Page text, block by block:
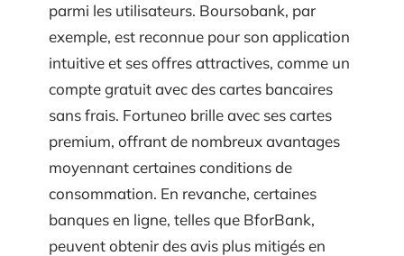
parmi les utilisateurs. Boursobank, par
exemple, est reconnue pour son application
intuitive et ses offres attractives, comme un
compte gratuit avec des cartes bancaires
sans frais. Fortuneo brille avec ses cartes
premium, offrant de nombreux avantages
moyennant certaines conditions de
consommation. En revanche, certaines
banques en ligne, telles que BforBank,
peuvent obtenir des avis plus mitigés en